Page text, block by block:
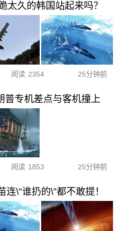
太久的韩国站起来吗？
阅读 2354 25分钟前
普专机差点与客机撞上
阅读 1853 25分钟前
\"谁扔的\"都不敢提！